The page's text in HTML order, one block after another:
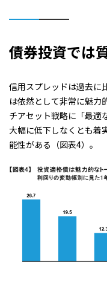
債券投資では
信用スプレッドは過去に
は依然として非常に魅力
チアセット戦略に「最適
大幅に低下しなくとも着
能性がある（図表4）。